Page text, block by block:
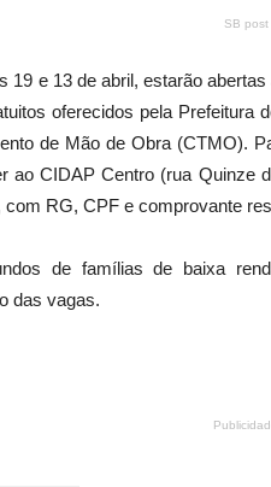
SB post
19 e 13 de abril, estarão
oferecidos pela Prefeitura
de Mão de Obra (CTMO).
ao CIDAP Centro (rua Quinze
com RG, CPF e comprovante
de famílias de baixa
das vagas.